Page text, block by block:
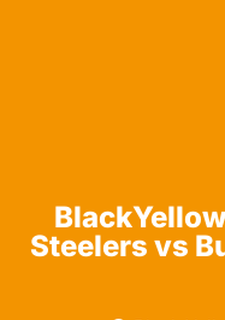
Steelers vs